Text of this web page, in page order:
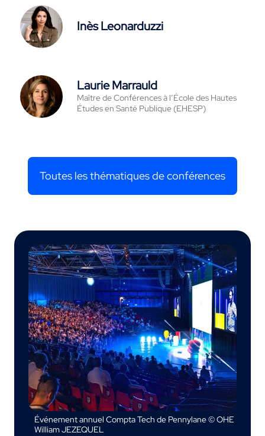
Inès Leonarduzzi
Laurie Marrauld
Maître de Conférences à l’École des Hautes
Études en Santé Publique (EHESP)
Toutes les thématiques de conférences
Événement annuel Compta Tech de Pennylane © OHE
William JEZEQUEL